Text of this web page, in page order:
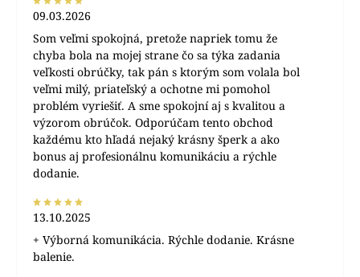
09.03.2026
Som veľmi spokojná, pretože napriek tomu že
chyba bola na mojej strane čo sa týka zadania
veľkosti obrúčky, tak pán s ktorým som volala bol
veľmi milý, priateľský a ochotne mi pomohol
problém vyriešiť. A sme spokojní aj s kvalitou a
výzorom obrúčok. Odporúčam tento obchod
každému kto hľadá nejaký krásny šperk a ako
bonus aj profesionálnu komunikáciu a rýchle
dodanie.
13.10.2025
+ Výborná komunikácia. Rýchle dodanie. Krásne
balenie.